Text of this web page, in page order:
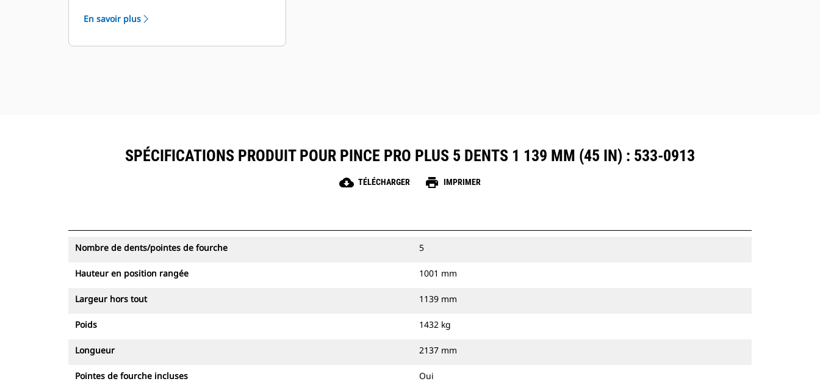
partir d'une seule source. Visualisez
les pinces équipées du système de
suivi des ressources dans
site facile à définir.
En savoir plus
SPÉCIFICATIONS PRODUIT POUR PINCE PRO PLUS 5 DENTS 1 139 MM (45 IN) : 533-0913
cloud_download TÉLÉCHARGER print IMPRIMER
Nombre de dents/pointes de fourche 5
Hauteur en position rangée 1001 mm
Largeur hors tout 1139 mm
Poids 1432 kg
Longueur 2137 mm
Pointes de fourche incluses Oui